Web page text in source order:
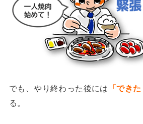
でも、やり終わった後には 「できた
る。